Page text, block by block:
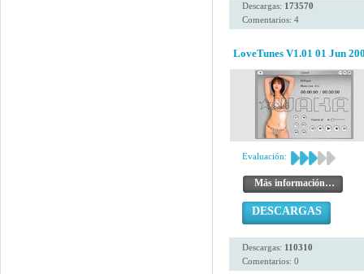
Descargas: 173570
Comentarios: 4
LoveTunes V1.01 01 Jun
Evaluación:
Más información…
DESCARGAS
Descargas: 110310
Comentarios: 0